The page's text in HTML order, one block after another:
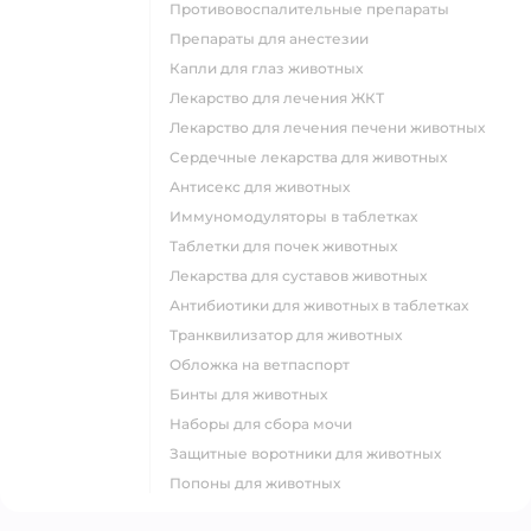
Противовоспалительные препараты
Препараты для анестезии
Капли для глаз животных
Лекарство для лечения ЖКТ
Лекарство для лечения печени животных
Сердечные лекарства для животных
Антисекс для животных
Иммуномодуляторы в таблетках
Таблетки для почек животных
Лекарства для суставов животных
Антибиотики для животных в таблетках
Транквилизатор для животных
Обложка на ветпаспорт
Бинты для животных
Наборы для сбора мочи
Защитные воротники для животных
Попоны для животных